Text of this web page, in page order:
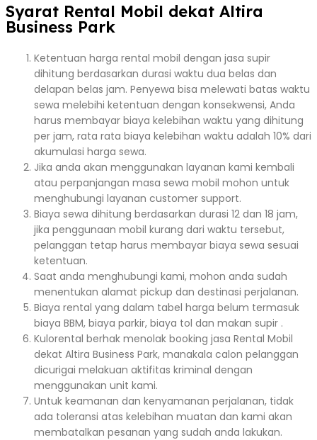
Syarat Rental Mobil dekat Altira
Business Park
Ketentuan harga rental mobil dengan jasa supir
dihitung berdasarkan durasi waktu dua belas dan
delapan belas jam. Penyewa bisa melewati batas waktu
sewa melebihi ketentuan dengan konsekwensi, Anda
harus membayar biaya kelebihan waktu yang dihitung
per jam, rata rata biaya kelebihan waktu adalah 10% dari
akumulasi harga sewa.
Jika anda akan menggunakan layanan kami kembali
atau perpanjangan masa sewa mobil mohon untuk
menghubungi layanan customer support.
Biaya sewa dihitung berdasarkan durasi 12 dan 18 jam,
jika penggunaan mobil kurang dari waktu tersebut,
pelanggan tetap harus membayar biaya sewa sesuai
ketentuan.
Saat anda menghubungi kami, mohon anda sudah
menentukan alamat pickup dan destinasi perjalanan.
Biaya rental yang dalam tabel harga belum termasuk
biaya BBM, biaya parkir, biaya tol dan makan supir .
Kulorental berhak menolak booking jasa Rental Mobil
dekat Altira Business Park, manakala calon pelanggan
dicurigai melakuan aktifitas kriminal dengan
menggunakan unit kami.
Untuk keamanan dan kenyamanan perjalanan, tidak
ada toleransi atas kelebihan muatan dan kami akan
membatalkan pesanan yang sudah anda lakukan.